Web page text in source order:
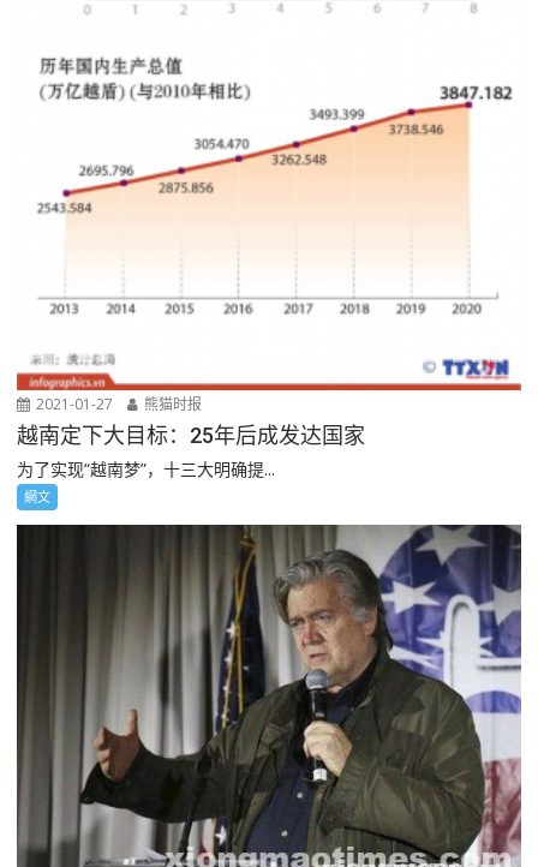
2021-01-27 熊猫时报
越南定下大目标：25年后成发达国家
为了实现“越南梦”，十三大明确提...
網文